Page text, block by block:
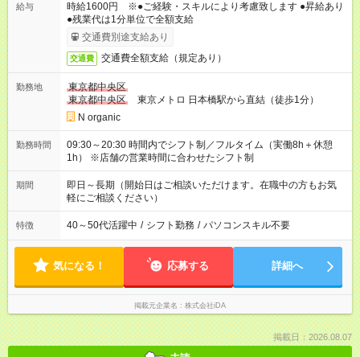
給与
時給1600円 ※●ご経験・スキルにより考慮致します ●昇給あり
●残業代は1分単位で全額支給
交通費別途支給あり
交通費 交通費全額支給（規定あり）
勤務地
東京都中央区
東京都中央区
東京メトロ 日本橋駅から直結（徒歩1分）
N organic
勤務時間
09:30～20:30 時間内でシフト制／フルタイム（実働8h＋休憩
1h） ※店舗の営業時間に合わせたシフト制
期間
即日～長期（開始日はご相談いただけます。在職中の方もお気
軽にご相談ください）
特徴 40～50代活躍中 / シフト勤務 / パソコンスキル不要
気になる！ 応募する 詳細へ
掲載元企業名 株式会社iDA
掲載日：2026.08.07